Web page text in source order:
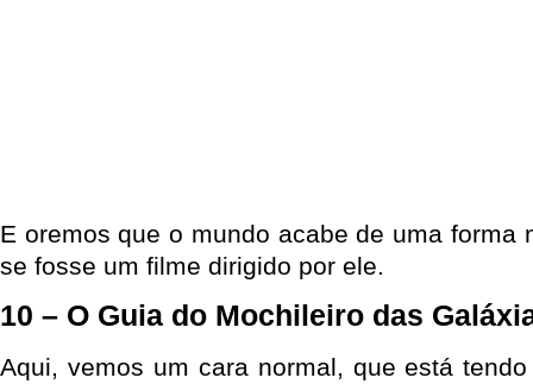
E oremos que o mundo acabe de uma forma
se fosse um filme dirigido por ele.
10 – O Guia do Mochileiro das
Aqui, vemos um cara normal, que está